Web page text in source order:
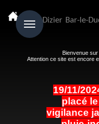
Saint-Dizier Bar-le-
Menu
Bienvenue
Attention ce site est encore
19/11/
placé
vigilance